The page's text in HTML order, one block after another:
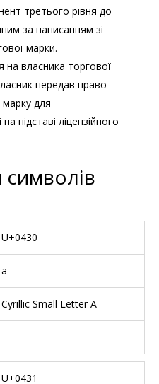
третього рівня до
за написанням зі
марки.
на власника торгової
передав право
для
підставі ліцензійного
U+0430
а
Cyrillic Small Letter A
U+0431